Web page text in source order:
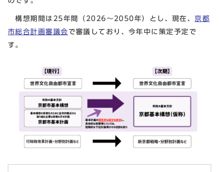
構想期間は25年間（2026～2050年）とし、現在、京都
市総合計画審議会 で審議しており、今年中に策定予定で
す。